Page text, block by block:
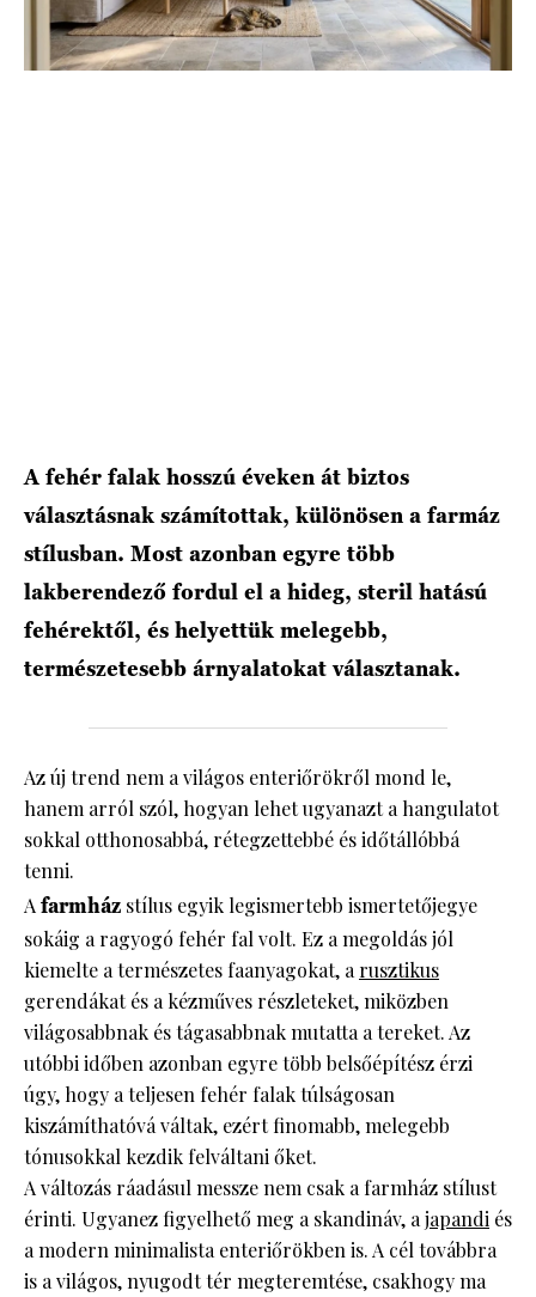
A fehér falak hosszú éveken át biztos
választásnak számítottak, különösen a farmáz
stílusban. Most azonban egyre több
lakberendező fordul el a hideg, steril hatású
fehérektől, és helyettük melegebb,
természetesebb árnyalatokat választanak.
Az új trend nem a világos enteriőrökről mond le,
hanem arról szól, hogyan lehet ugyanazt a hangulatot
sokkal otthonosabbá, rétegzettebbé és időtállóbbá
tenni.
A farmház stílus egyik legismertebb ismertetőjegye
sokáig a ragyogó fehér fal volt. Ez a megoldás jól
kiemelte a természetes faanyagokat, a rusztikus
gerendákat és a kézműves részleteket, miközben
világosabbnak és tágasabbnak mutatta a tereket. Az
utóbbi időben azonban egyre több belsőépítész érzi
úgy, hogy a teljesen fehér falak túlságosan
kiszámíthatóvá váltak, ezért finomabb, melegebb
tónusokkal kezdik felváltani őket.
A változás ráadásul messze nem csak a farmház stílust
érinti. Ugyanez figyelhető meg a skandináv, a japandi és
a modern minimalista enteriőrökben is. A cél továbbra
is a világos, nyugodt tér megteremtése, csakhogy ma